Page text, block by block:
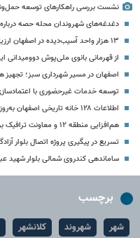
نشست بررسی راهکارهای توسعه
دغدغه‌های شهروندان محله حصه درباره
۱۳ هزار واحد آسیب‌دیده در اصفهان ارزیابی شد؛ بازسازی ۹۰ درصد واحدهای خسارت‌دیده
از قهرمانی بانوی ملی‌پوش دوومیدانی
اصفهان در مسیر شهرداری سبز؛ تجهیز
توسعه خدمات غیرحضوری با
اطلاعات ۱۲۸ خانه تاریخی اصفهان به‌روزرسانی شد
هم‌افزایی منطقه ۱۲ و معاونت ترافیک برای تکمیل پروژه‌های اولویت‌دار
تسریع در پیگیری پروژه اتصال بلوار
ساماندهی کندروی شمالی بلوار شهید عباسپور
برچسب
شهر شهروند کلانشهر